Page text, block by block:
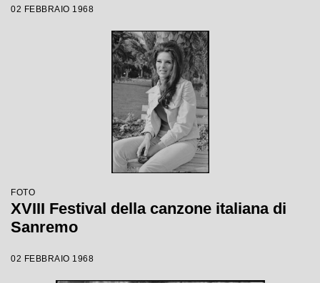
02 FEBBRAIO 1968
FOTO
XVIII Festival della canzone italiana di
Sanremo
02 FEBBRAIO 1968